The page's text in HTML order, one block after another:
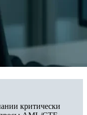
критически